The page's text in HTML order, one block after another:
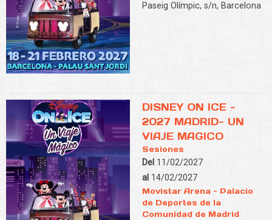
Paseig Olímpic, s/n, Barcelona
DISNEY ON ICE -
2027 MADRID- UN
VIAJE MAGICO
Sesiones
Del 11/02/2027
al 14/02/2027
Movistar Arena - Palacio
de Deportes de la
Comunidad de Madrid